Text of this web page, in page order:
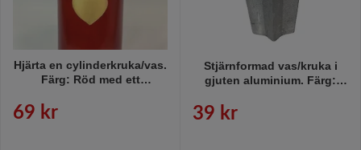
Hjärta en cylinderkruka/vas.
Färg: Röd med ett
69 kr
Stjärnformad vas/kruka i
gjuten aluminium. Färg:
39 kr